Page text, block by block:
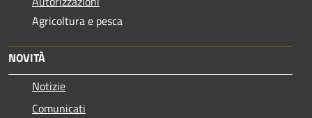
Agricoltura e pesca
NOVITÀ
Notizie
Comunicati